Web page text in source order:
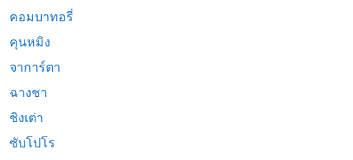
คอมบาทอรี่
คุนหมิง
จาการ์ตา
ฉางชา
ชิงเต่า
ซับโปโร